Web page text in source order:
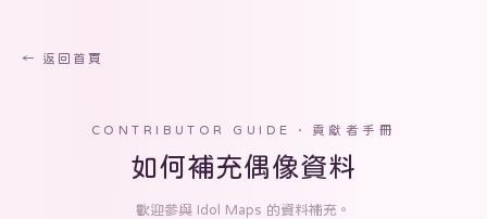
← 返回首頁
CONTRIBUTOR GUIDE · 貢獻者手冊
如何補充偶像資料
歡迎參與 Idol Maps 的資料補充。